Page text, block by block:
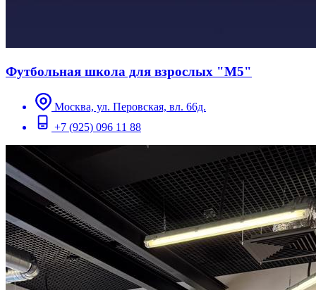
Футбольная школа для взрослых "М5"
Москва, ул. Перовская, вл. 66д.
+7 (925) 096 11 88